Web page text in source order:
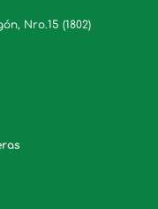
Nro.15 (1802)